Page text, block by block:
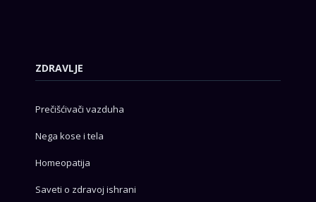
ZDRAVLJE
Prečišćivači vazduha
Nega kose i tela
Homeopatija
Saveti o zdravoj ishrani